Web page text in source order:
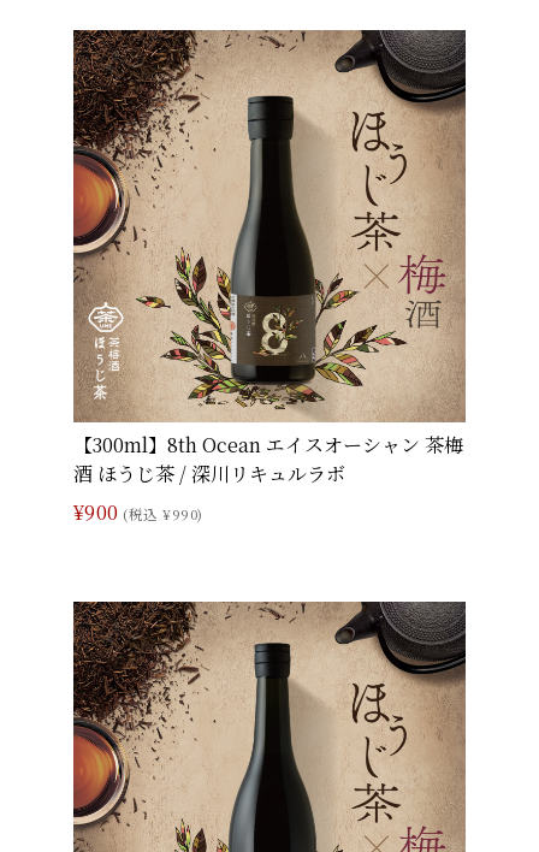
【300ml】8th Ocean エイスオーシャン 茶梅
酒 ほうじ茶 / 深川リキュルラボ
¥900 (税込 ¥990)